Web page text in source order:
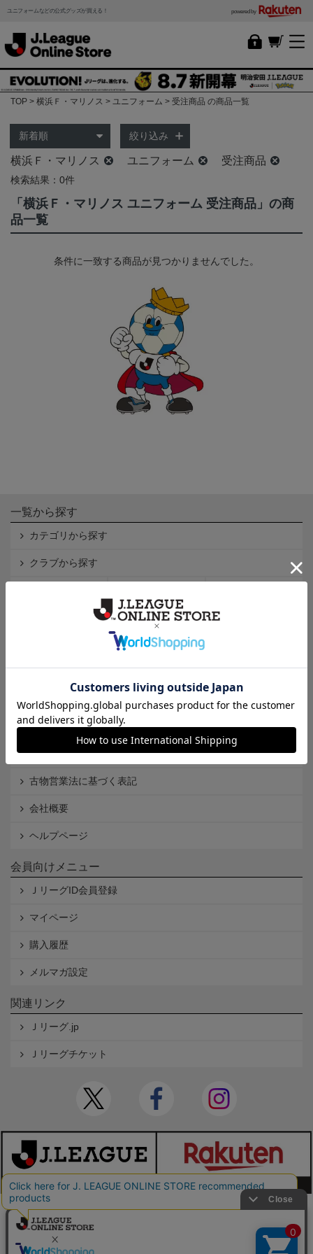
ユニフォームなどの公式グッズが買える！ powered by
TOP 横浜Ｆ・マリノス ユニフォーム 受注商品 の商品一覧
絞り込み
横浜Ｆ・マリノス ユニフォーム 受注商品
検索結果：0件
「横浜Ｆ・マリノス ユニフォーム 受注商品」の商
品一覧
条件に一致する商品が見つかりませんでした。
一覧から探す
カテゴリから探す
クラブから探す
インフォメーション
Ｊリーグオンラインストアとは
利用規約
個人情報保護方針
Cookieポリシー
特定商取引法に基づく表記
古物営業法に基づく表記
会社概要
ヘルプページ
会員向けメニュー
ＪリーグID会員登録
マイページ
購入履歴
メルマガ設定
関連リンク
Ｊリーグ.jp
Ｊリーグチケット
本サイトで使用している文章・画像等の無断での複製・転載を禁止します。
© JAPAN PROFESSIONAL FOOTBALL LEAGUE Rakuten Group, Inc. ALL RIGHTS RE